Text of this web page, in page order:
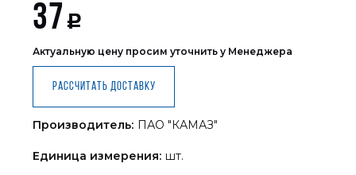
37 Р
Актуальную цену просим уточнить у Менеджера
Рассчитать доставку
Производитель: ПАО "КАМАЗ"
Единица измерения: шт.